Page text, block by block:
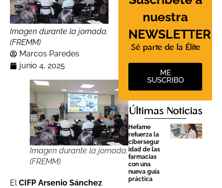
Imagen durante la jornada.
(FREMM)
Marcos Paredes
junio 4, 2025
Imagen durante la jornada.
(FREMM)
ElCIFP Arsenio Sánchez
nuestra
NEWSLETTER
Sé parte de la Élite
ME
SUSCRIBO
Últimas Noticias
Hefame
refuerza la
cibersegur
idad de las
farmacias
con una
nueva guía
práctica